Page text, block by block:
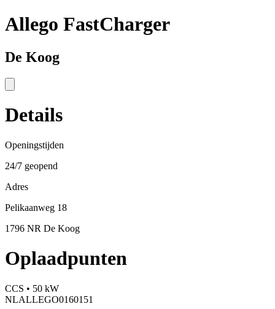
Allego FastCharger
De Koog
Details
Openingstijden
24/7 geopend
Adres
Pelikaanweg 18
1796 NR De Koog
Oplaadpunten
CCS • 50 kW
NLALLEGO0160151